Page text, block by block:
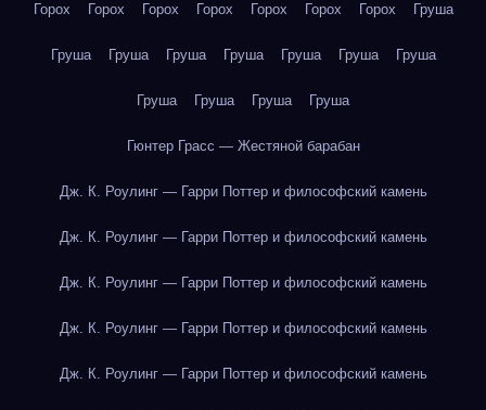
Горох Горох Горох Горох Горох Горох Горох Груша
Груша Груша Груша Груша Груша Груша Груша
Груша Груша Груша Груша
Гюнтер Грасс — Жестяной барабан
Дж. К. Роулинг — Гарри Поттер и философский камень
Дж. К. Роулинг — Гарри Поттер и философский камень
Дж. К. Роулинг — Гарри Поттер и философский камень
Дж. К. Роулинг — Гарри Поттер и философский камень
Дж. К. Роулинг — Гарри Поттер и философский камень